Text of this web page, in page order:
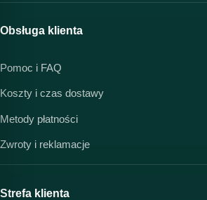
Obsługa klienta
Pomoc i FAQ
Koszty i czas dostawy
Metody płatności
Zwroty i reklamacje
Strefa klienta